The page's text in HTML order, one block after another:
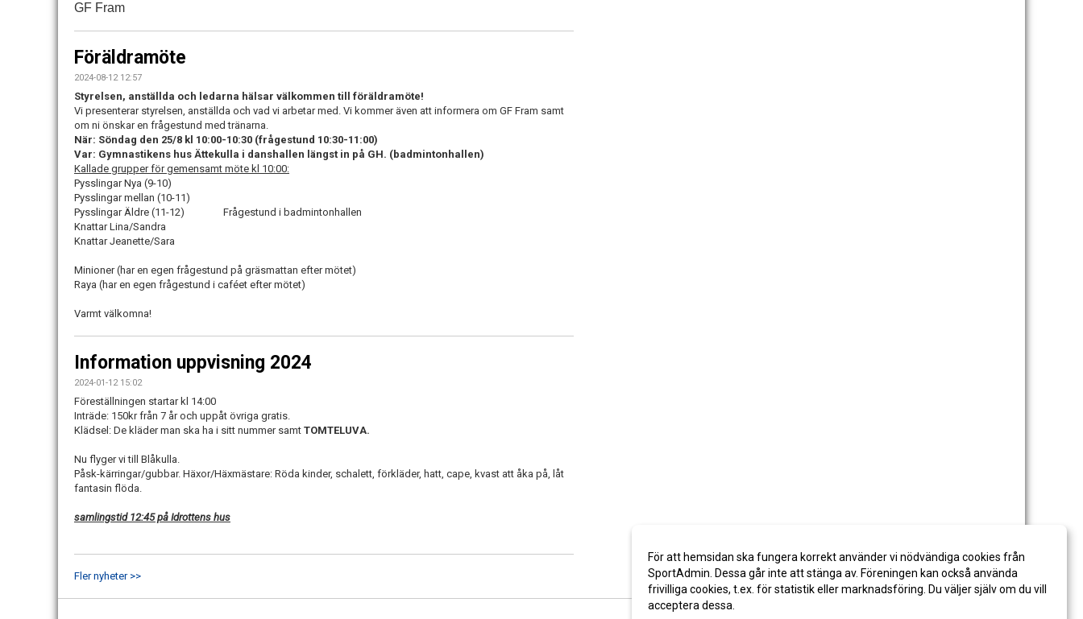
GF Fram
Föräldramöte
2024-08-12 12:57
Styrelsen, anställda och ledarna hälsar välkommen till föräldramöte!
Vi presenterar styrelsen, anställda och vad vi arbetar med. Vi kommer även att informera om GF Fram samt
om ni önskar en frågestund med tränarna.
När: Söndag den 25/8 kl 10:00-10:30 (frågestund 10:30-11:00)
Var: Gymnastikens hus Ättekulla i danshallen längst in på GH. (badmintonhallen)
Kallade grupper för gemensamt möte kl 10:00:
Pysslingar Nya (9-10)
Pysslingar mellan (10-11)
Pysslingar Äldre (11-12) Frågestund i badmintonhallen
Knattar Lina/Sandra
Knattar Jeanette/Sara
Minioner (har en egen frågestund på gräsmattan efter mötet)
Raya (har en egen frågestund i caféet efter mötet)
Varmt välkomna!
Information uppvisning 2024
2024-01-12 15:02
Föreställningen startar kl 14:00
Inträde: 150kr från 7 år och uppåt övriga gratis.
Klädsel: De kläder man ska ha i sitt nummer samt TOMTELUVA.
Nu flyger vi till Blåkulla.
Påsk-kärringar/gubbar. Häxor/Häxmästare: Röda kinder, schalett, förkläder, hatt, cape, kvast att åka på, låt
fantasin flöda.
samlingstid 12:45 på Idrottens hus
Fler nyheter >>
För att hemsidan ska fungera korrekt använder vi nödvändiga cookies från
SportAdmin. Dessa går inte att stänga av. Föreningen kan också använda
frivilliga cookies, t.ex. för statistik eller marknadsföring. Du väljer själv om du vill
acceptera dessa.